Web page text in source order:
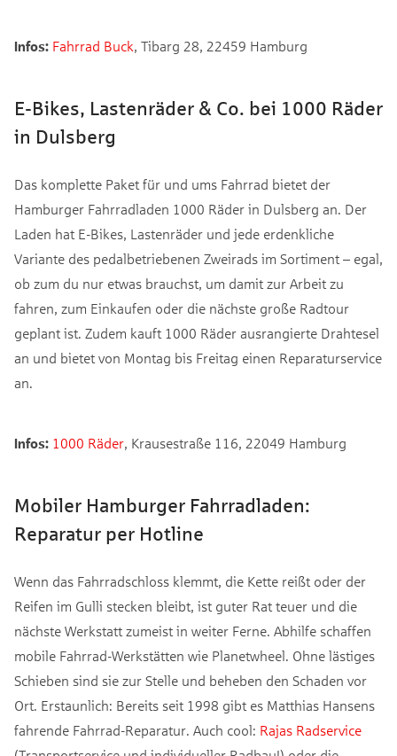
Infos: Fahrrad Buck, Tibarg 28, 22459 Hamburg
E-Bikes, Lastenräder & Co. bei 1000 Räder
in Dulsberg
Das komplette Paket für und ums Fahrrad bietet der
Hamburger Fahrradladen 1000 Räder in Dulsberg an. Der
Laden hat E-Bikes, Lastenräder und jede erdenkliche
Variante des pedalbetriebenen Zweirads im Sortiment – egal,
ob zum du nur etwas brauchst, um damit zur Arbeit zu
fahren, zum Einkaufen oder die nächste große Radtour
geplant ist. Zudem kauft 1000 Räder ausrangierte Drahtesel
an und bietet von Montag bis Freitag einen Reparaturservice
an.
Infos: 1000 Räder, Krausestraße 116, 22049 Hamburg
Mobiler Hamburger Fahrradladen:
Reparatur per Hotline
Wenn das Fahrradschloss klemmt, die Kette reißt oder der
Reifen im Gulli stecken bleibt, ist guter Rat teuer und die
nächste Werkstatt zumeist in weiter Ferne. Abhilfe schaffen
mobile Fahrrad-Werkstätten wie Planetwheel. Ohne lästiges
Schieben sind sie zur Stelle und beheben den Schaden vor
Ort. Erstaunlich: Bereits seit 1998 gibt es Matthias Hansens
fahrende Fahrrad-Reparatur. Auch cool: Rajas Radservice